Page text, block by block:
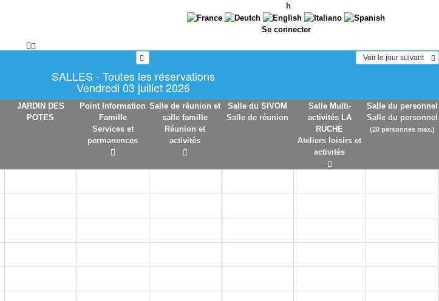
h
Se connecter
  Voir le jour suivant
SALLES - Toutes les réservations
Vendredi 03 juillet 2026
JARDIN DES
POTES
Point Information
Famille
Services et
permanences
Salle de réunion et
salle famille
Réunion et
activités
Salle du SIVOM
Salle de réunion
Salle Multi-
activités LA
RUCHE
Ateliers loisirs et
activités
Salle du personnel
Salle du personnel
(20 personnes max.)